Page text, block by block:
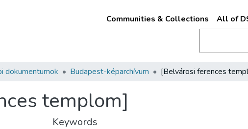
Communities & Collections All of
dokumentumok Budapest-képarchívum
templom]
Keywords